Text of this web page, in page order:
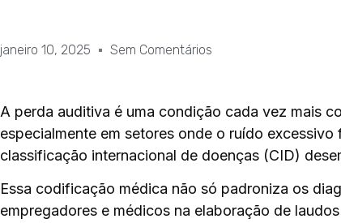
janeiro 10, 2025 Sem Comentários
A perda auditiva é uma condição cada vez mais
especialmente em setores onde o ruído
classificação internacional de doenças (CID)
Essa codificação médica não só padroniza os
empregadores e médicos na elaboração de